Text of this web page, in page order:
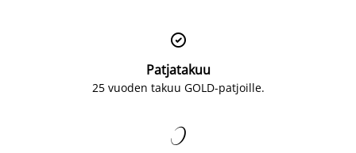

Patjatakuu
25 vuoden takuu GOLD-patjoille.
